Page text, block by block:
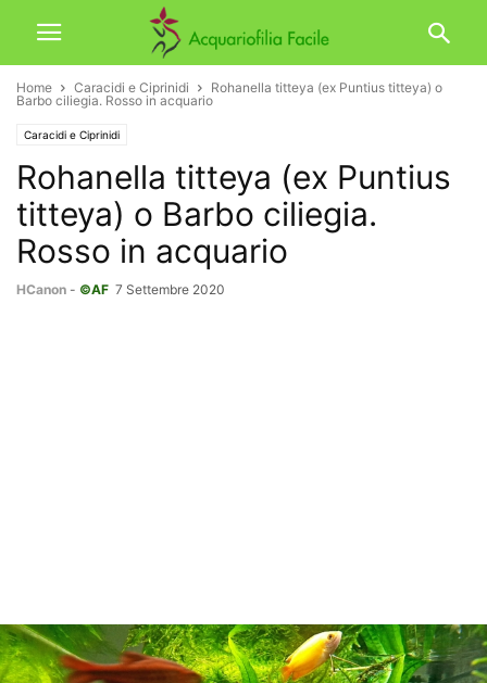
Home Caracidi e Ciprinidi
Rohanella titteya (ex Puntius titteya) o
Barbo ciliegia. Rosso in acquario
Caracidi e Ciprinidi
Rohanella titteya (ex Puntius
titteya) o Barbo ciliegia.
Rosso in acquario
HCanon - ©AF 7 Settembre 2020